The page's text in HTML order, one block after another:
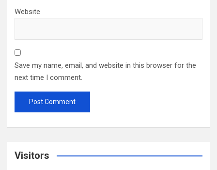
Website
Save my name, email, and website in this browser for the
next time I comment.
Visitors